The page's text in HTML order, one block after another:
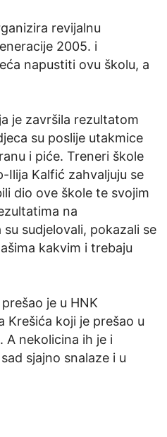
revijalnu
2005. i
napustiti ovu školu, a
je završila rezultatom
su poslije utakmice
i piće. Treneri škole
Ilija Kalfić zahvaljuju se
dio ove škole te svojim
na
sudjelovali, pokazali se
kakvim i trebaju
je u HNK
Krešića koji je prešao u
A nekolicina ih je i
sjajno snalaze i u